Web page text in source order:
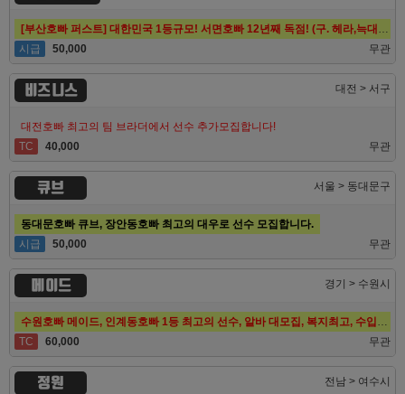
[부산호빠 퍼스트] 대한민국 1등규모! 서면호빠 12년째 독점! (구. 헤라,늑대,썸,버드)
시급
50,000 무관
비즈니스 대전 > 서구
대전호빠 최고의 팀 브라더에서 선수 추가모집합니다!
TC
40,000 무관
큐브 서울 > 동대문구
동대문호빠 큐브, 장안동호빠 최고의 대우로 선수 모집합니다.
시급
50,000 무관
메이드 경기 > 수원시
수원호빠 메이드, 인계동호빠 1등 최고의 선수, 알바 대모집, 복지최고, 수입최고
TC
60,000 무관
정원 전남 > 여수시